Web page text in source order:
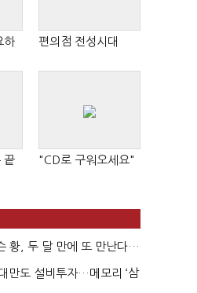
하
편의점 전성시대
끝
"CD로 구워오세요"
황, 두 달 만에 또 만난다…
...
만도 설비투자…메모리 ‘삼